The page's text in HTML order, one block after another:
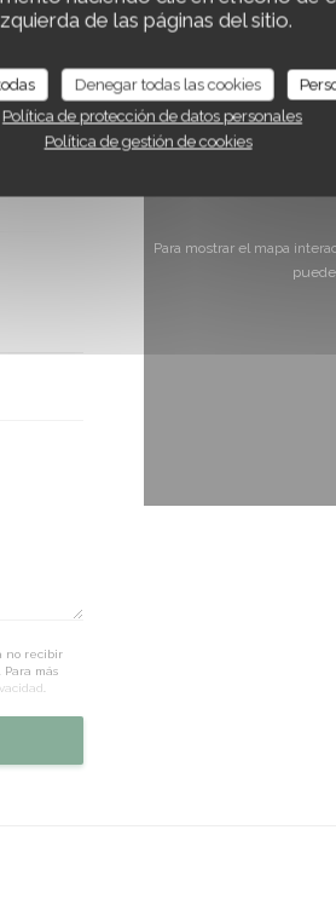
de las páginas del sitio.
Denegar todas las cookies
Política de protección de datos personales
Política de gestión de cookies
no recibir
. Para más
Para mostrar el mapa